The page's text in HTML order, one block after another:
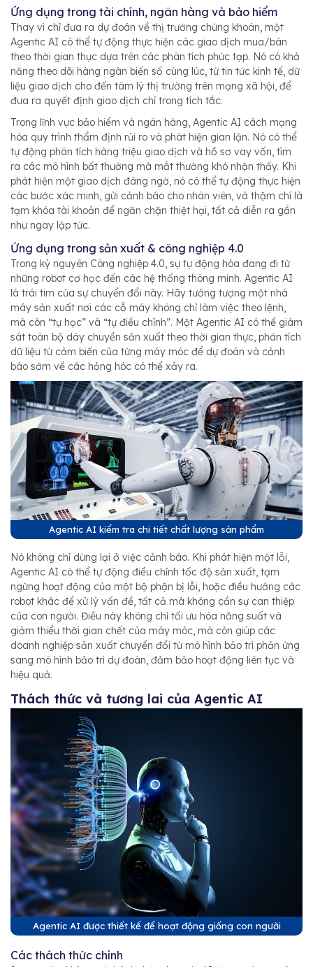
Ứng dụng trong tài chính, ngân hàng và bảo hiểm
Thay vì chỉ đưa ra dự đoán về thị trường chứng khoán, một
Agentic AI có thể tự động thực hiện các giao dịch mua/bán
theo thời gian thực dựa trên các phân tích phức tạp. Nó có khả
năng theo dõi hàng ngàn biến số cùng lúc, từ tin tức kinh tế, dữ
liệu giao dịch cho đến tâm lý thị trường trên mạng xã hội, để
đưa ra quyết định giao dịch chỉ trong tích tắc.
Trong lĩnh vực bảo hiểm và ngân hàng, Agentic AI cách mạng
hóa quy trình thẩm định rủi ro và phát hiện gian lận. Nó có thể
tự động phân tích hàng triệu giao dịch và hồ sơ vay vốn, tìm
ra các mô hình bất thường mà mắt thường khó nhận thấy. Khi
phát hiện một giao dịch đáng ngờ, nó có thể tự động thực hiện
các bước xác minh, gửi cảnh báo cho nhân viên, và thậm chí là
tạm khóa tài khoản để ngăn chặn thiệt hại, tất cả diễn ra gần
như ngay lập tức.
Ứng dụng trong sản xuất & công nghiệp 4.0
Trong kỷ nguyên Công nghiệp 4.0, sự tự động hóa đang đi từ
những robot cơ học đến các hệ thống thông minh. Agentic AI
là trái tim của sự chuyển đổi này. Hãy tưởng tượng một nhà
máy sản xuất nơi các cỗ máy không chỉ làm việc theo lệnh,
mà còn “tự học” và “tự điều chỉnh”. Một Agentic AI có thể giám
sát toàn bộ dây chuyền sản xuất theo thời gian thực, phân tích
dữ liệu từ cảm biến của từng máy móc để dự đoán và cảnh
báo sớm về các hỏng hóc có thể xảy ra.
Agentic AI kiểm tra chi tiết chất lượng sản phẩm
Nó không chỉ dừng lại ở việc cảnh báo. Khi phát hiện một lỗi,
Agentic AI có thể tự động điều chỉnh tốc độ sản xuất, tạm
ngừng hoạt động của một bộ phận bị lỗi, hoặc điều hướng các
robot khác để xử lý vấn đề, tất cả mà không cần sự can thiệp
của con người. Điều này không chỉ tối ưu hóa năng suất và
giảm thiểu thời gian chết của máy móc, mà còn giúp các
doanh nghiệp sản xuất chuyển đổi từ mô hình bảo trì phản ứng
sang mô hình bảo trì dự đoán, đảm bảo hoạt động liên tục và
hiệu quả.
Thách thức và tương lai của Agentic AI
Agentic AI được thiết kế để hoạt động giống con người
Các thách thức chính